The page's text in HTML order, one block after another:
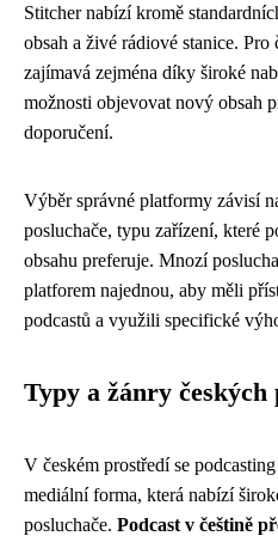
Stitcher nabízí kromě
obsah a živé rádiové stanice. Pro
zajímavá zejména díky široké
možnosti objevovat nový obsah
doporučení.
Výběr správné platformy závisí
posluchače, typu zařízení, které
obsahu preferuje. Mnozí
platforem najednou, aby měli
podcastů a využili specifické
Typy a žánry českých
V českém prostředí se
mediální forma, která nabízí
posluchače. Podcast v češtině